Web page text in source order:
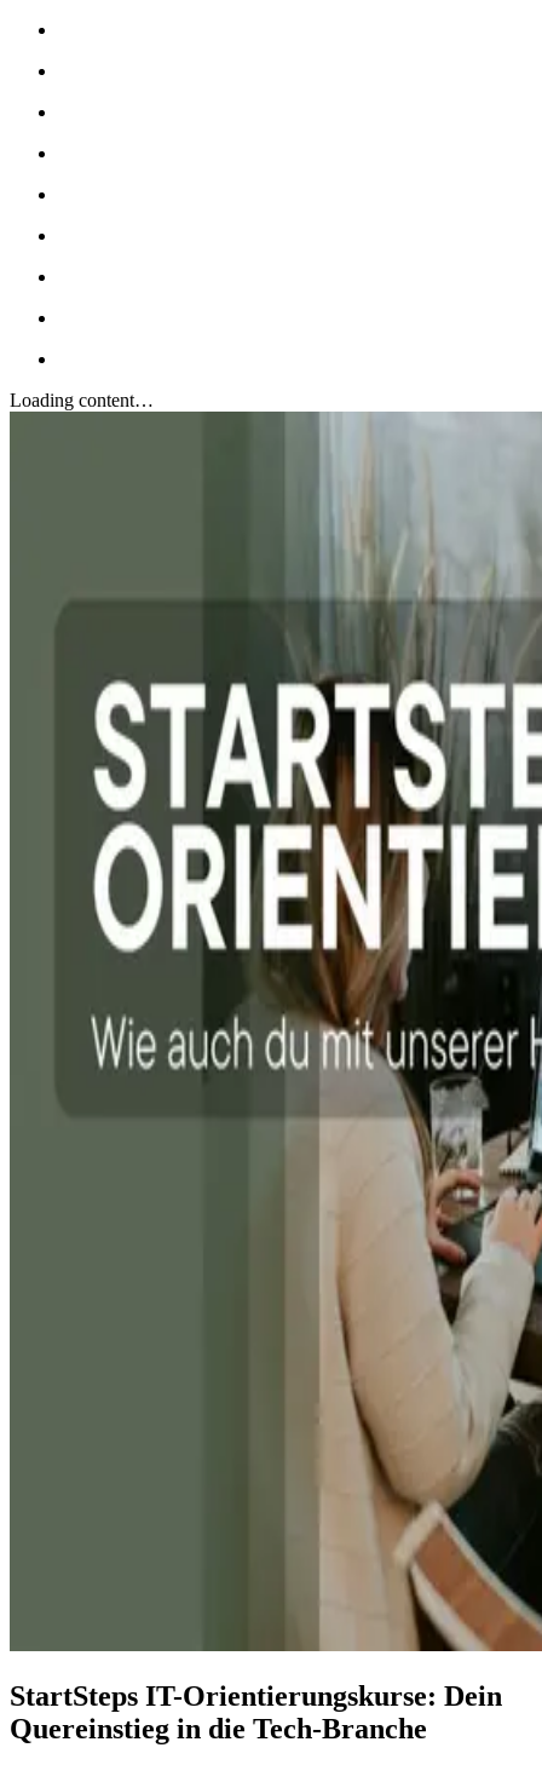
Loading content…
StartSteps IT-Orientierungskurse: Dein
Quereinstieg in die Tech-Branche